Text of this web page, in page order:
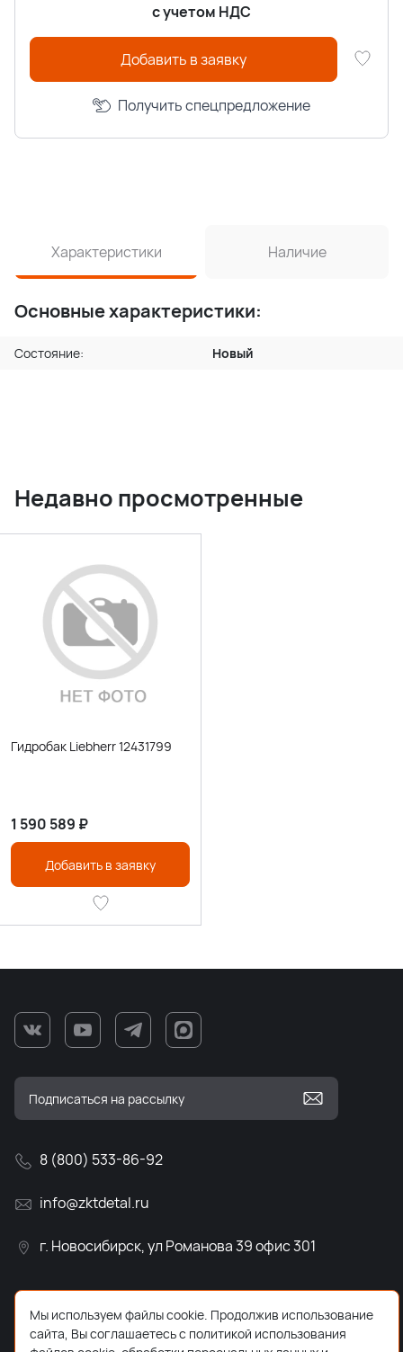
с учетом НДС
Добавить в заявку
Получить спецпредложение
Характеристики Наличие
Основные характеристики:
Состояние: Новый
Недавно просмотренные
Гидробак Liebherr 12431799
1 590 589 ₽
Добавить в заявку
8 (800) 533-86-92
info@zktdetal.ru
г. Новосибирск, ул Романова 39 офис 301
Мы используем файлы cookie. Продолжив использование
сайта, Вы соглашаетесь с политикой использования